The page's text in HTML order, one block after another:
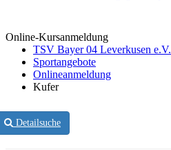
Online-Kursanmeldung
TSV Bayer 04 Leverkusen e.V.
Sportangebote
Onlineanmeldung
Kufer
Detailsuche